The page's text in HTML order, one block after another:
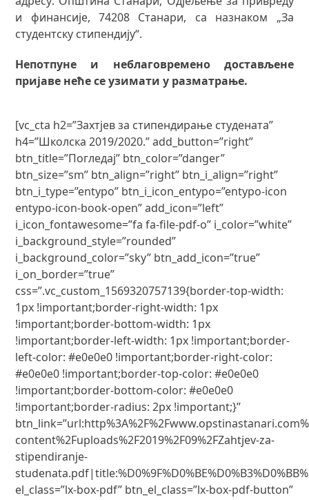
и финансије, 74208 Станари, са назнаком „За
студентску стипендију“.
Непотпуне и неблаговремено достављене
пријаве неће се узимати у разматрање.
[vc_cta h2=”Захтјев за стипендирање студената”
h4=”Школска 2019/2020.” add_button=”right”
btn_title=”Погледај” btn_color=”danger”
btn_size=”sm” btn_align=”right” btn_i_align=”right”
btn_i_type=”entypo” btn_i_icon_entypo=”entypo-icon
entypo-icon-book-open” add_icon=”left”
i_icon_fontawesome=”fa fa-file-pdf-o” i_color=”white”
i_background_style=”rounded”
i_background_color=”sky” btn_add_icon=”true”
i_on_border=”true”
css=”.vc_custom_1569320757139{border-top-width:
1px !important;border-right-width: 1px
!important;border-bottom-width: 1px
!important;border-left-width: 1px !important;border-
left-color: #e0e0e0 !important;border-right-color:
#e0e0e0 !important;border-top-color: #e0e0e0
!important;border-bottom-color: #e0e0e0
!important;border-radius: 2px !important;}”
content%2Fuploads%2F2019%2F09%2FZahtjev-za-
stipendiranje-
el_class=”lx-box-pdf” btn_el_class=”lx-box-pdf-button”